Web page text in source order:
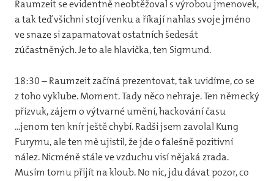
Raumzeit se evidentně neobtěžoval s výrobou jmenovek,
a tak teď všichni stojí venku a říkají nahlas svoje jméno
ve snaze si zapamatovat ostatních šedesát
zúčastněných. Je to ale hlavička, ten Sigmund.
18:30 – Raumzeit začíná prezentovat, tak uvidíme, co se
z toho vyklube. Moment. Tady něco nehraje. Ten německý
přízvuk, zájem o výtvarné umění, hackování času
...jenom ten knír ještě chybí. Radši jsem zavolal Kung
Furymu, ale ten mě ujistil, že jde o falešně pozitivní
nález. Nicméně stále ve vzduchu visí nějaká zrada.
Musím tomu přijít na kloub. No nic, jdu dávat pozor, co